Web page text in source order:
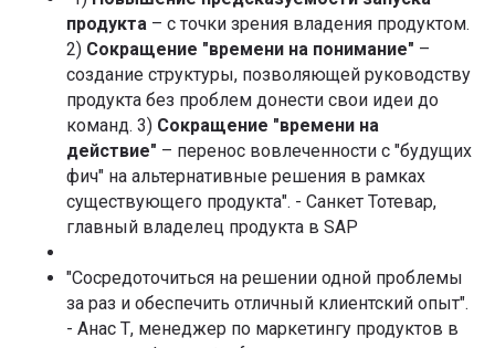
продукта – с точки зрения владения продуктом.
2) Сокращение "времени на понимание" –
создание структуры, позволяющей руководству
продукта без проблем донести свои идеи до
команд. 3) Сокращение "времени на
действие" – перенос вовлеченности с "будущих
фич" на альтернативные решения в рамках
существующего продукта". - Санкет Тотевар,
главный владелец продукта в SAP
"Сосредоточиться на решении одной проблемы
за раз и обеспечить отличный клиентский опыт".
- Анас Т, менеджер по маркетингу продуктов в